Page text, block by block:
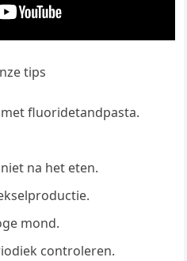
tips
fluoridetandpasta.
na het eten.
mond.
controleren.